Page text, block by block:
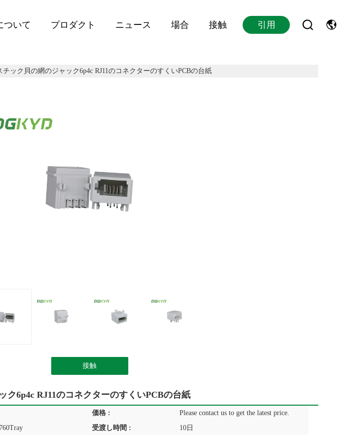
ついて プロダクト ニュース 場合 接触 引用
チック貝の網のジャック6p4c RJ11のコネクターのすくいPCBの台紙
接触
ク6p4c RJ11のコネクターのすくいPCBの台紙
価格 :
Please contact us to get the latest price.
受渡し時間 :
10日